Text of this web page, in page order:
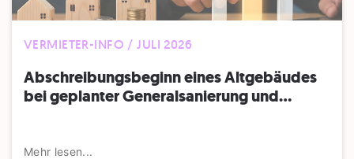
VERMIETER-INFO / JULI 2026
Abschreibungsbeginn eines Altgebäudes
bei geplanter Generalsanierung und...
Mehr lesen...